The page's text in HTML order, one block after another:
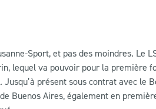
Sport, et pas des moindres. Le
lequel va pouvoir pour la première
Jusqu’à présent sous contrat avec le
Buenos Aires, également en